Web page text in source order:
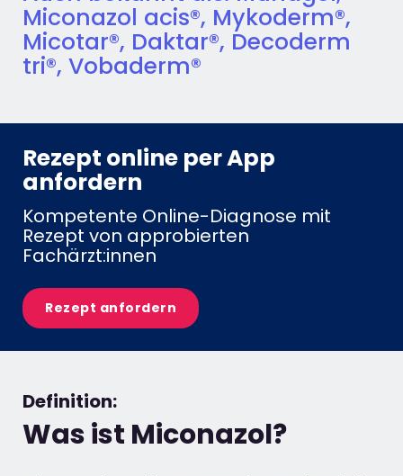
Miconazol acis®, Mykoderm®,
Micotar®, Daktar®, Decoderm
tri®, Vobaderm®
Rezept online per App
anfordern​
Kompetente Online-Diagnose mit
Rezept von approbierten
Fachärzt:innen​
Rezept anfordern
Definition:
Was ist Miconazol?